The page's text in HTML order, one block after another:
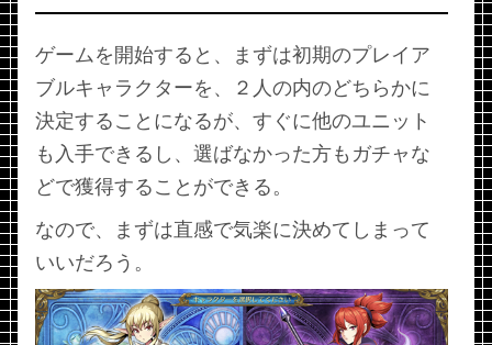
ゲームを開始すると、まずは初期のプレイア
ブルキャラクターを、２人の内のどちらかに
決定することになるが、すぐに他のユニット
も入手できるし、選ばなかった方もガチャな
どで獲得することができる。
なので、まずは直感で気楽に決めてしまって
いいだろう。